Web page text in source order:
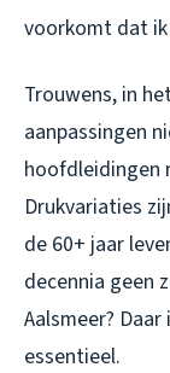
voorkomt dat ik
Trouwens, in
aanpassingen
hoofdleidingen
Drukvariaties
de 60+ jaar
decennia geen
Aalsmeer?
essentieel.